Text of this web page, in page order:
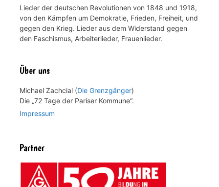
Lieder der deutschen Revolutionen von 1848 und 1918,
von den Kämpfen um Demokratie, Frieden, Freiheit, und
gegen den Krieg. Lieder aus dem Widerstand gegen
den Faschismus, Arbeiterlieder, Frauenlieder.
Über uns
Michael Zachcial (Die Grenzgänger)
Die „72 Tage der Pariser Kommune“.
Impressum
Partner